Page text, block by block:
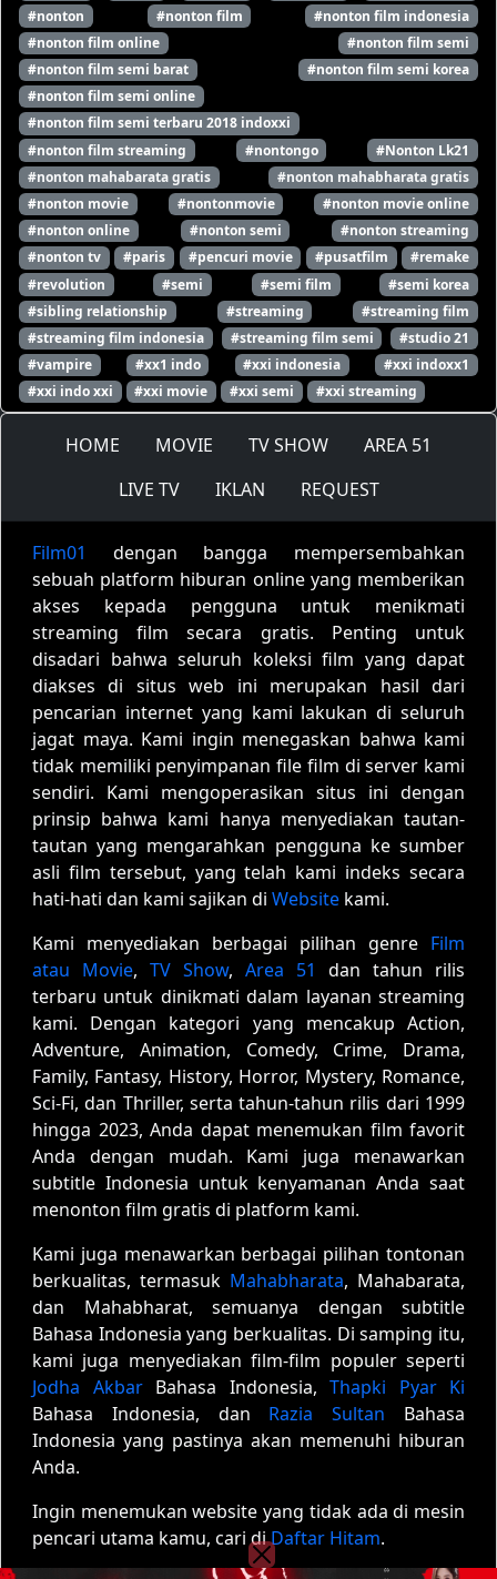
#nonton
#nonton film
#nonton film indonesia
#nonton film online
#nonton film semi
#nonton film semi barat
#nonton film semi korea
#nonton film semi online
#nonton film semi terbaru 2018 indoxxi
#nonton film streaming
#nontongo
#Nonton Lk21
#nonton mahabarata gratis
#nonton mahabharata gratis
#nonton movie
#nontonmovie
#nonton movie online
#nonton online
#nonton semi
#nonton streaming
#nonton tv
#paris #pencuri movie #pusatfilm
#remake
#revolution
#semi #semi film
#semi korea
#sibling relationship
#streaming
#streaming film
#streaming film indonesia
#streaming film semi
#studio 21
#vampire
#xx1 indo #xxi indonesia
#xxi indoxx1
#xxi indo xxi
#xxi movie #xxi semi #xxi streaming
HOME MOVIE TV SHOW
AREA 51
LIVE TV
IKLAN REQUEST
Film01
dengan bangga mempersembahkan
sebuah platform hiburan online yang memberikan
akses kepada pengguna untuk menikmati
streaming film secara gratis. Penting untuk
disadari bahwa seluruh koleksi film yang dapat
diakses di situs web ini merupakan hasil dari
pencarian internet yang kami lakukan di seluruh
jagat maya. Kami ingin menegaskan bahwa kami
tidak memiliki penyimpanan file film di server kami
sendiri. Kami mengoperasikan situs ini dengan
prinsip bahwa kami hanya menyediakan tautan-
tautan yang mengarahkan pengguna ke sumber
asli film tersebut, yang telah kami indeks secara
hati-hati dan kami sajikan di Website kami.
Kami menyediakan berbagai pilihan genre Film
atau Movie, TV Show, Area 51
dan tahun rilis
terbaru untuk dinikmati dalam layanan streaming
kami. Dengan kategori yang mencakup Action,
Adventure, Animation, Comedy, Crime, Drama,
Family, Fantasy, History, Horror, Mystery, Romance,
Sci-Fi, dan Thriller, serta tahun-tahun rilis dari 1999
hingga 2023, Anda dapat menemukan film favorit
Anda dengan mudah. Kami juga menawarkan
subtitle Indonesia untuk kenyamanan Anda saat
menonton film gratis di platform kami.
Kami juga menawarkan berbagai pilihan tontonan
berkualitas, termasuk Mahabharata, Mahabarata,
dan Mahabharat, semuanya dengan subtitle
Bahasa Indonesia yang berkualitas. Di samping itu,
kami juga menyediakan film-film populer seperti
Jodha AkbarBahasa Indonesia, Thapki Pyar Ki
Bahasa Indonesia, dan Razia Sultan Bahasa
Indonesia yang pastinya akan memenuhi hiburan
Anda.
Ingin menemukan website yang tidak ada di mesin
pencari utama kamu, cari diDaftar Hitam.